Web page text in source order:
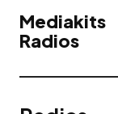
Mediakits
Radios